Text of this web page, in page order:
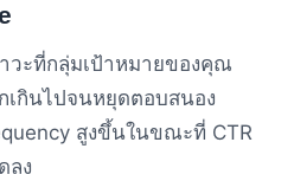
วะที่กลุ่มเป้าหมายของคุณ
เกินไปจนหยุดตอบสนอง
สูงขึ้นในขณะที่ CTR
ลง